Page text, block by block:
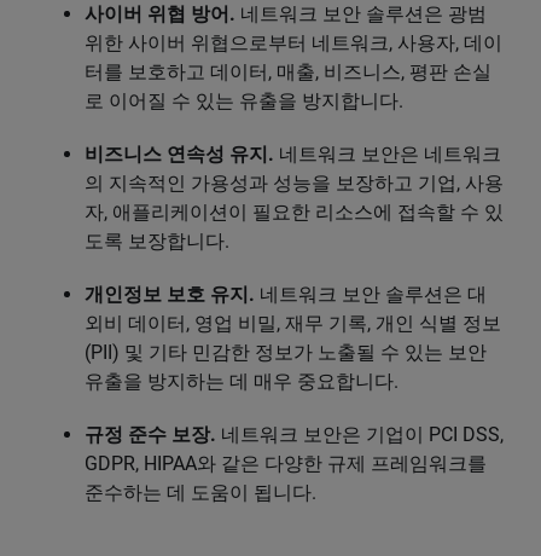
사이버 위협 방어. 네트워크 보안 솔루션은 광범
위한 사이버 위협으로부터 네트워크, 사용자, 데이
터를 보호하고 데이터, 매출, 비즈니스, 평판 손실
로 이어질 수 있는 유출을 방지합니다.
비즈니스 연속성 유지. 네트워크 보안은 네트워크
의 지속적인 가용성과 성능을 보장하고 기업, 사용
자, 애플리케이션이 필요한 리소스에 접속할 수 있
도록 보장합니다.
개인정보 보호 유지. 네트워크 보안 솔루션은 대
외비 데이터, 영업 비밀, 재무 기록, 개인 식별 정보
(PII) 및 기타 민감한 정보가 노출될 수 있는 보안
유출을 방지하는 데 매우 중요합니다.
규정 준수 보장. 네트워크 보안은 기업이 PCI DSS,
GDPR, HIPAA와 같은 다양한 규제 프레임워크를
준수하는 데 도움이 됩니다.